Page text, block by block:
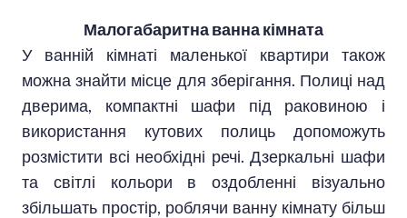
Малогабаритна ванна кімната
У ванній кімнаті маленької квартири також
можна знайти місце для зберігання. Полиці над
дверима, компактні шафи під раковиною і
використання кутових полиць допоможуть
розмістити всі необхідні речі. Дзеркальні шафи
та світлі кольори в оздобленні візуально
збільшать простір, роблячи ванну кімнату більш